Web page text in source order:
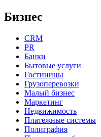
Бизнес
CRM
PR
Банки
Бытовые услуги
Гостиницы
Грузоперевозки
Малый бизнес
Маркетинг
Недвижимость
Платежные системы
Полиграфия